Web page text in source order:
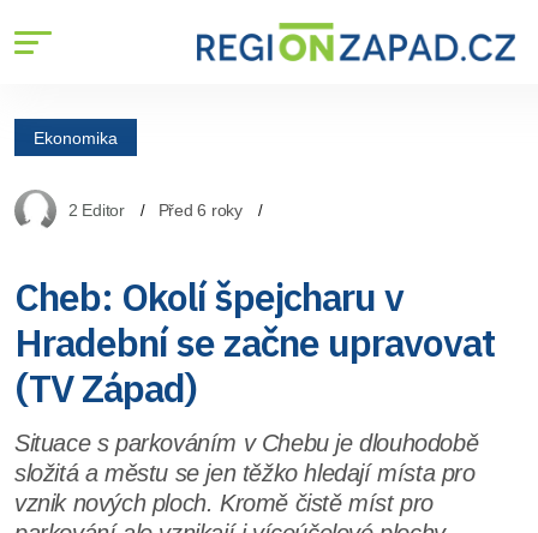
Ekonomika
2 Editor Před 6 roky
Cheb: Okolí špejcharu v
Hradební se začne upravovat
(TV Západ)
Situace s parkováním v Chebu je dlouhodobě
složitá a městu se jen těžko hledají místa pro
vznik nových ploch. Kromě čistě míst pro